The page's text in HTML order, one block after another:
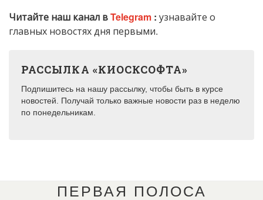
Читайте наш канал вTelegram : узнавайте о
главных новостях дня первыми.
РАССЫЛКА «КИОСКСОФТА»
Подпишитесь на нашу рассылку, чтобы быть в курсе
новостей. Получай только важные новости раз в неделю
по понедельникам.
ПЕРВАЯ ПОЛОСА